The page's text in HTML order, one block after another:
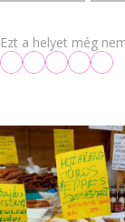
Ezt a helyet még